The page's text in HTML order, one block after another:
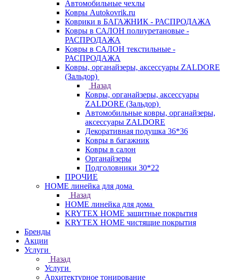
Автомобильные чехлы
Ковры Autokovrik.ru
Коврики в БАГАЖНИК - РАСПРОДАЖА
Ковры в САЛОН полиуретановые -
РАСПРОДАЖА
Ковры в САЛОН текстильные -
РАСПРОДАЖА
Ковры, органайзеры, аксессуары ZALDORE
(Зальдор)
Назад
Ковры, органайзеры, аксессуары
ZALDORE (Зальдор)
Автомобильные ковры, органайзеры,
аксессуары ZALDORE
Декоративная подушка 36*36
Ковры в багажник
Ковры в салон
Органайзеры
Подголовники 30*22
ПРОЧИЕ
HOME линейка для дома
Назад
HOME линейка для дома
KRYTEX HOME защитные покрытия
KRYTEX HOME чистящие покрытия
Бренды
Акции
Услуги
Назад
Услуги
Архитектурное тонирование